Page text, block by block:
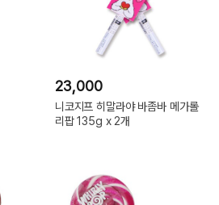
23,000
니코지프 히말라야 바좀바 메가롤
리팝 135g x 2개